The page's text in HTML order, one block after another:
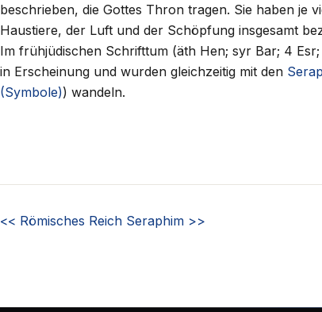
beschrieben, die Gottes Thron tragen. Sie haben je
Haustiere, der Luft und der Schöpfung insgesamt
Im frühjüdischen Schrifttum (äth Hen; syr Bar; 4
in Erscheinung und wurden gleichzeitig mit den
(Symbole)) wandeln.
<< Römisches Reich Seraphim >>